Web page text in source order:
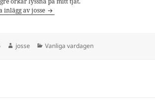
inlägg av josse
Författare
josse Kategorier
Vanliga vardagen